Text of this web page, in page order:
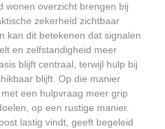
wonen overzicht brengen bij
zekerheid zichtbaar
kan dit betekenen dat signalen
en zelfstandigheid meer
blijft centraal, terwijl hulp bij
blijft. Op die manier
een hulpvraag meer grip
op een rustige manier.
lastig vindt, geeft begeleid